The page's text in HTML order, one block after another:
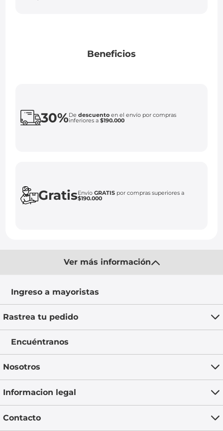
Beneficios
30%Dedescuento en el envío por compras
inferiores a$190.000
GratisEnvíoGRATIS por compras superiores a
$190.000
Ver más información
Ingreso a mayoristas
Rastrea tu pedido
Encuéntranos
Nosotros
Informacion legal
Contacto